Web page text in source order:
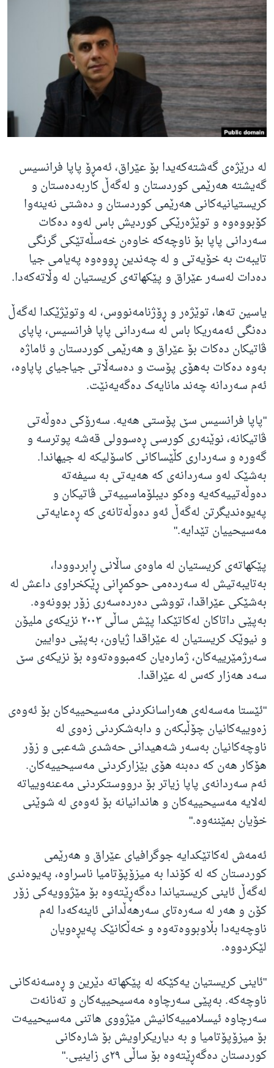
ژیان لە فەرهەنگدا
Learning English
FOLLOW US
زمانه‌کان
لە درێژەی گەشتەکەیدا بۆ عێراق، ئەمڕۆ پاپا فرانسیس
گەیشتە هەرێمی کوردستان و لەگەڵ کاربەدەستان و
کریستیانیەکانی هەرێمی کوردستان و دەشتی نەینەوا
کۆبووەوە و توێژەرێکی کوردیش باس لەوە دەکات
سەردانی پاپا بۆ ناوچەکە خاوەن خەسڵەتێکی گرنگی
تایبەت بە خۆیەتی و لە چەندین ڕووەوە پەیامی جیا
دەدات لەسەر عێراق و پێکهاتەی کریستیان لە وڵاتەکەدا.
یاسین تەها، توێژەر و ڕۆژنامەنووس، لە وتوێژێکدا لەگەڵ
دەنگی ئەمەریکا باس لە سەردانی پاپا فرانسیس، پاپای
ڤاتیکان دەکات بۆ عێراق و هەرێمی کوردستان و ئاماژە
بەوە دەکات بەهۆی پۆست و دەسەڵاتی جیاجیای پاپاوە،
ئەم سەردانە چەند مانایەک دەگەیەنێت.
"پاپا فرانسیس سێ پۆستی هەیە. سەرۆکی دەوڵەتی
ڤاتیکانە، نوێنەری کورسی ڕەسوولی قەشە پوترسە و
گەورە و سەرداری کڵێساکانی کاسۆلیکە لە جیهاندا.
بەشێک لەو سەردانەی کە هەیەتی بە سیفەتە
دەوڵەتییەکەیە وەکو دیبلۆماسییەتی ڤاتیکان و
پەیوەندیگرتن لەگەڵ ئەو دەوڵەتانەی کە ڕەعایەتی
مەسیحییان تێدایە."
پێکهاتەی کریستیان لە ماوەی ساڵانی ڕابردوودا،
بەتایبەتیش لە سەردەمی حوکمڕانی ڕێکخراوی داعش لە
بەشێکی عێراقدا، تووشی دەردەسەری زۆر بوونەوە.
بەپێی داتاکان لەکاتێکدا پێش ساڵی ٢٠٠٣ نزیکەی ملیۆن
و نیوێک کریستیان لە عێراقدا ژیاون، بەپێی دوایین
سەرژمێرییەکان، ژمارەیان کەمبووەتەوە بۆ نزیکەی سێ
سەد هەزار کەس لە عێراقدا.
"ئێستا مەسەلەی هەراسانکردنی مەسیحییەکان بۆ ئەوەی
زەوییەکانیان چۆڵبکەن و دابەشکردنی زەوی لە
ناوچەکانیان بەسەر شەهیدانی حەشدی شەعبی و زۆر
هۆکار هەن کە دەبنە هۆی بێزارکردنی مەسیحییەکان.
ئەم سەردانەی پاپا زیاتر بۆ درووستکردنی مەعنەوییاتە
لەلایە مەسیحییەکان و هاندانیانە بۆ ئەوەی لە شوێنی
خۆیان بمێننەوە."
ئەمەش لەکاتێکدایە جوگرافیای عێراق و هەرێمی
کوردستان کە لە کۆندا بە میزۆپۆتامیا ناسراوە، پەیوەندی
لەگەڵ ئاینی کریستیاندا دەگەڕێتەوە بۆ مێژوویەکی زۆر
کۆن و هەر لە سەرەتای سەرهەڵدانی ئاینەکەدا لەم
ناوچەیەدا بڵاوبووەتەوە و خەڵکانێک پەیڕەویان
لێکردووە.
"ئاینی کریستیان یەکێکە لە پێکهاتە دێرین و ڕەسەنەکانی
ناوچەکە. بەپێی سەرچاوە مەسیحییەکان و تەنانەت
سەرچاوە ئیسلامییەکانیش مێژووی هاتنی مەسیحییەت
بۆ میزۆپۆتامیا و بە دیاریکراویش بۆ شارەکانی
کوردستان دەگەڕێتەوە بۆ ساڵی ٢٩ی زاینیی."